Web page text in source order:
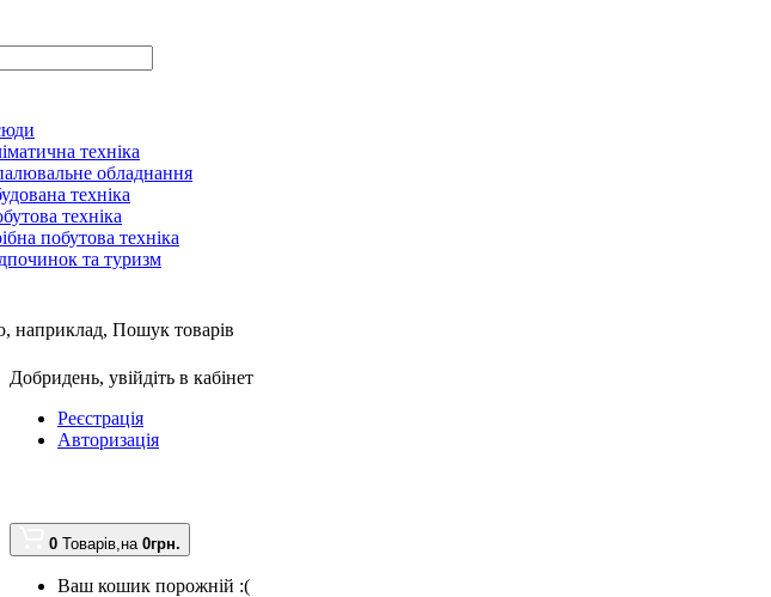
техніка
обладнання
техніка
техніка
побутова техніка
та туризм
наприклад, Пошук товарів
Добридень, увійдіть в кабінет
Реєстрація
Авторизація
0 Товарів,на 0грн.
Ваш кошик порожній :(